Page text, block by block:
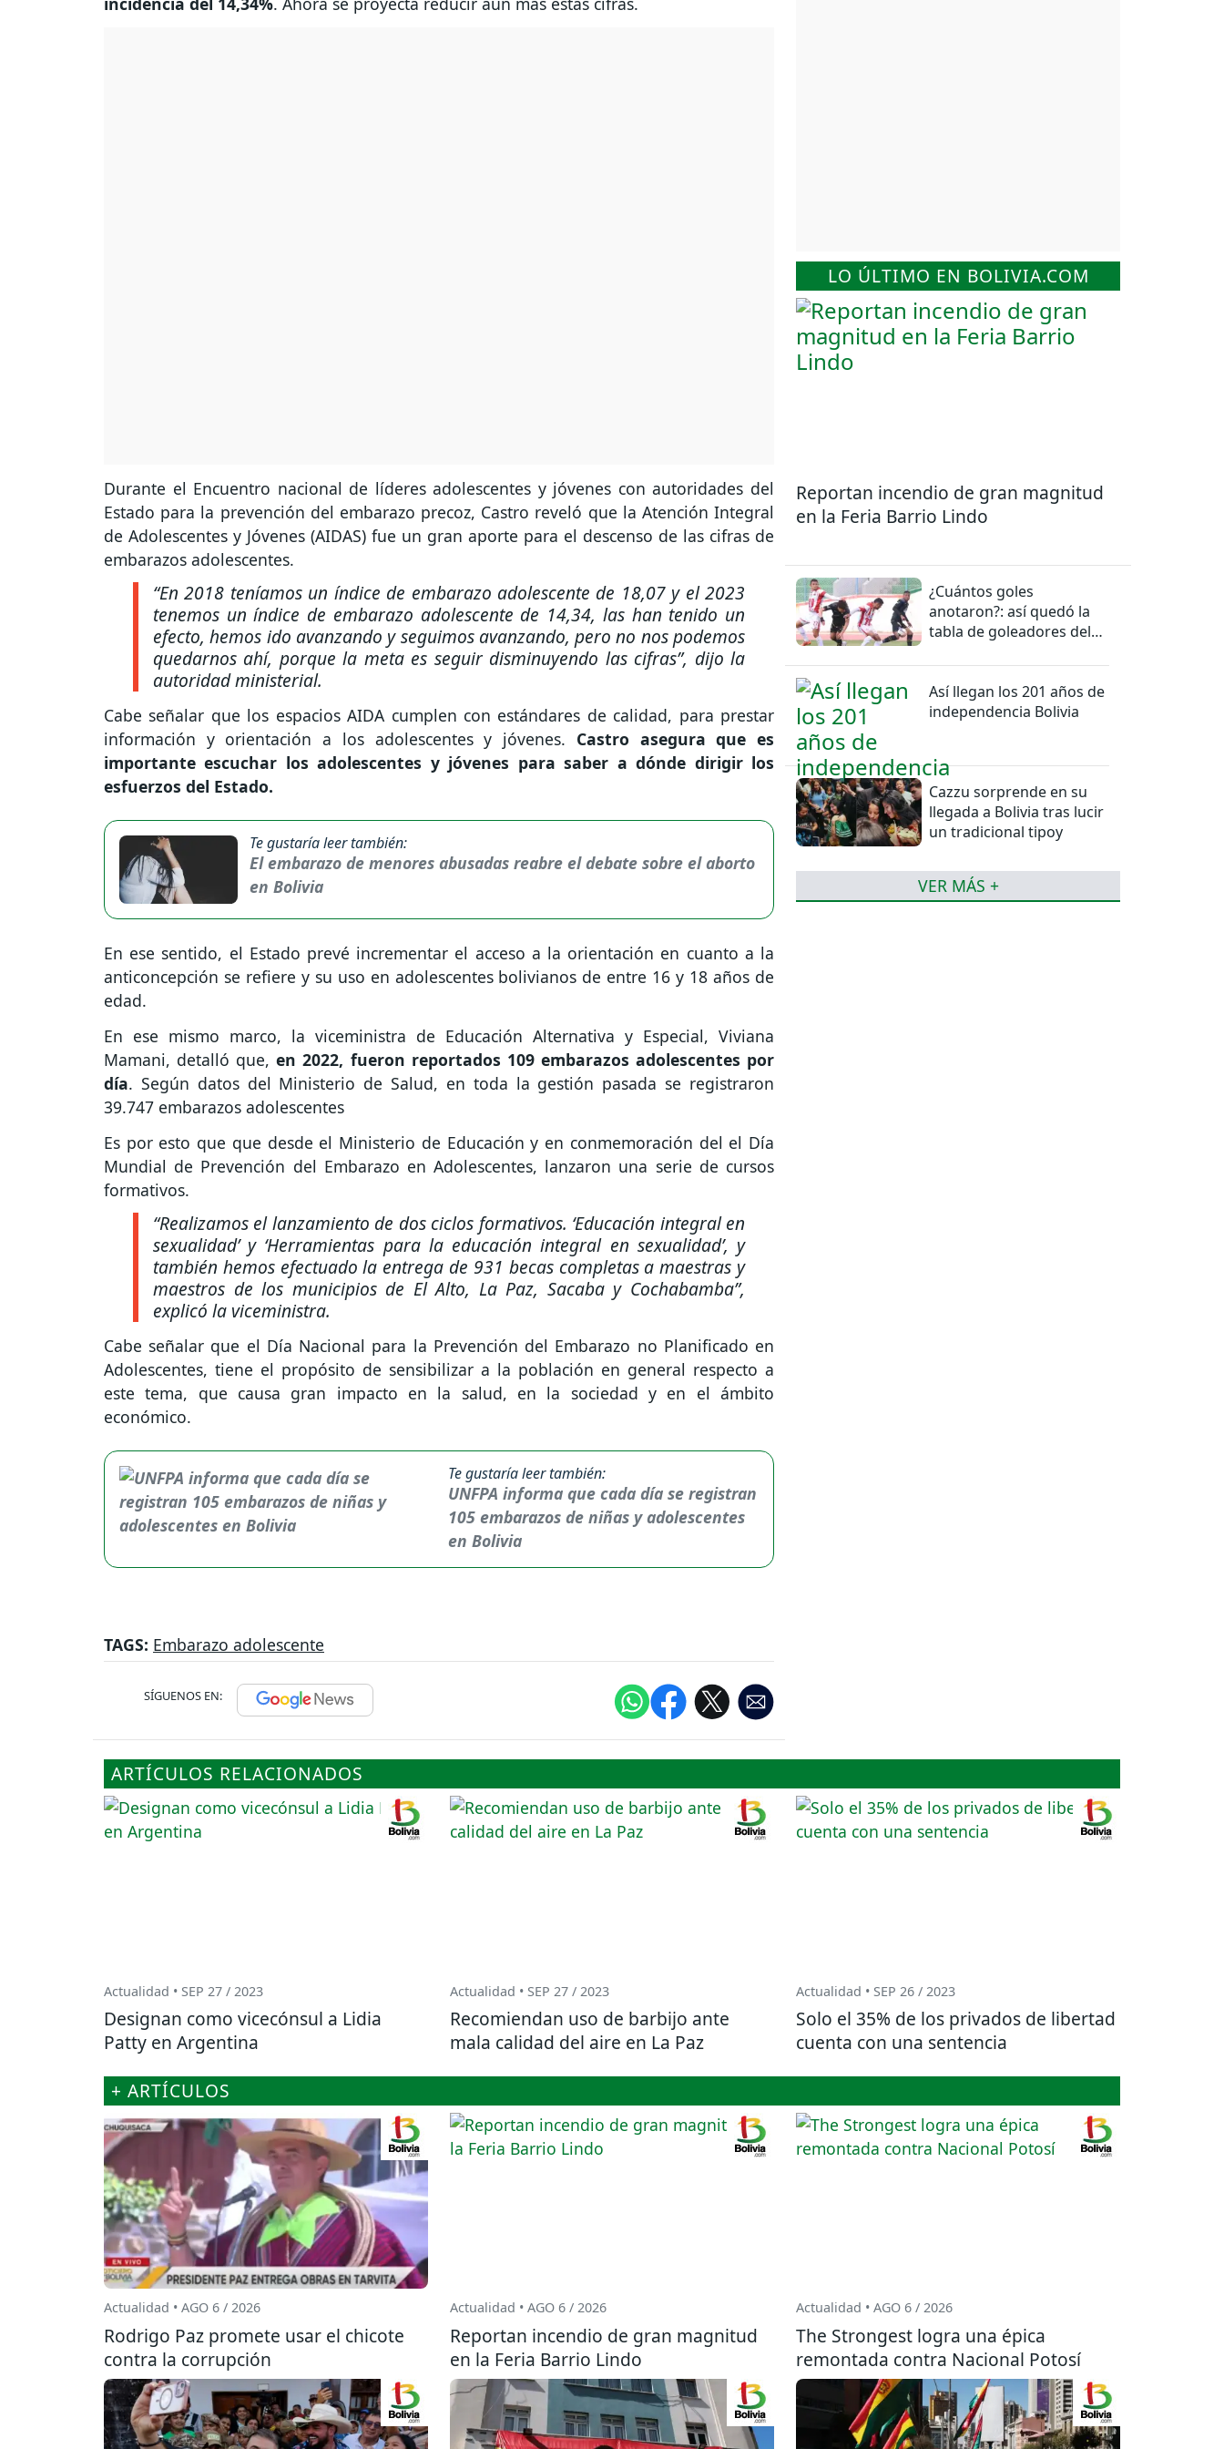
Durante el Encuentro nacional de líderes adolescentes y jóvenes con autoridades del
Estado para la prevención del embarazo precoz, Castro reveló que la Atención Integral
de Adolescentes y Jóvenes (AIDAS) fue un gran aporte para el descenso de las cifras de
embarazos adolescentes.
“En 2018 teníamos un índice de embarazo adolescente de 18,07 y el 2023
tenemos un índice de embarazo adolescente de 14,34, las han tenido un
efecto, hemos ido avanzando y seguimos avanzando, pero no nos podemos
quedarnos ahí, porque la meta es seguir disminuyendo las cifras”, dijo la
autoridad ministerial.
Cabe señalar que los espacios AIDA cumplen con estándares de calidad, para prestar
información y orientación a los adolescentes y jóvenes. Castro asegura que es
importante escuchar los adolescentes y jóvenes para saber a dónde dirigir los
esfuerzos del Estado.
Te gustaría leer también:
El embarazo de menores abusadas reabre el debate sobre el aborto
en Bolivia
En ese sentido, el Estado prevé incrementar el acceso a la orientación en cuanto a la
anticoncepción se refiere y su uso en adolescentes bolivianos de entre 16 y 18 años de
edad.
En ese mismo marco, la viceministra de Educación Alternativa y Especial, Viviana
Mamani, detalló que,en 2022, fueron reportados 109 embarazos adolescentes por
día. Según datos del Ministerio de Salud, en toda la gestión pasada se registraron
39.747 embarazos adolescentes
Es por esto que que desde el Ministerio de Educación y en conmemoración del el Día
Mundial de Prevención del Embarazo en Adolescentes, lanzaron una serie de cursos
formativos.
“Realizamos el lanzamiento de dos ciclos formativos. ‘Educación integral en
sexualidad’ y ‘Herramientas para la educación integral en sexualidad’, y
también hemos efectuado la entrega de 931 becas completas a maestras y
maestros de los municipios de El Alto, La Paz, Sacaba y Cochabamba”,
explicó la viceministra.
Cabe señalar que el Día Nacional para la Prevención del Embarazo no Planificado en
Adolescentes, tiene el propósito de sensibilizar a la población en general respecto a
este tema, que causa gran impacto en la salud, en la sociedad y en el ámbito
económico.
Te gustaría leer también:
UNFPA informa que cada día se registran
105 embarazos de niñas y adolescentes
en Bolivia
TAGS: Embarazo adolescente
SÍGUENOS EN:
LO ÚLTIMO EN BOLIVIA.COM
Reportan incendio de gran magnitud
en la Feria Barrio Lindo
¿Cuántos goles
anotaron?: así quedó la
tabla de goleadores del
Así llegan los 201 años de
independencia Bolivia
Cazzu sorprende en su
llegada a Bolivia tras lucir
un tradicional tipoy
VER MÁS +
ARTÍCULOS RELACIONADOS
Actualidad • SEP 27 / 2023
Designan como vicecónsul a Lidia
Patty en Argentina
Actualidad • SEP 27 / 2023
Recomiendan uso de barbijo ante
mala calidad del aire en La Paz
Actualidad • SEP 26 / 2023
Solo el 35% de los privados de libertad
cuenta con una sentencia
+ ARTÍCULOS
Actualidad • AGO 6 / 2026
Rodrigo Paz promete usar el chicote
contra la corrupción
Actualidad • AGO 6 / 2026
Reportan incendio de gran magnitud
en la Feria Barrio Lindo
Actualidad • AGO 6 / 2026
The Strongest logra una épica
remontada contra Nacional Potosí